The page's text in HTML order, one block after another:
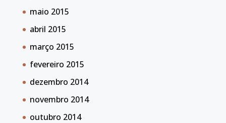
maio 2015
abril 2015
março 2015
fevereiro 2015
dezembro 2014
novembro 2014
outubro 2014